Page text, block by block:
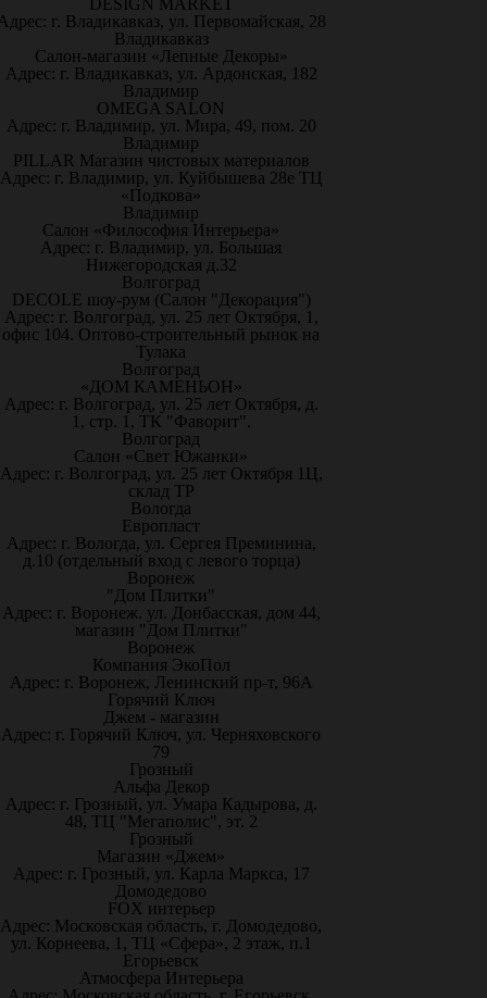
DESIGN MARKET
г. Владикавказ, ул. Первомайская, 28
Владикавказ
Салон-магазин «Лепные Декоры»
Адрес: г. Владикавказ, ул. Ардонская, 182
Владимир
OMEGA SALON
Адрес: г. Владимир, ул. Мира, 49, пом. 20
Владимир
PILLAR Магазин чистовых материалов
Адрес: г. Владимир, ул. Куйбышева 28е ТЦ
«Подкова»
Владимир
Салон «Философия Интерьера»
Адрес: г. Владимир, ул. Большая
Нижегородская д.32
Волгоград
DECOLE шоу-рум (Салон "Декорация")
Адрес: г. Волгоград, ул. 25 лет Октября, 1,
офис 104. Оптово-строительный рынок на
Тулака
Волгоград
«ДОМ КАМЕНЬОН»
Адрес: г. Волгоград, ул. 25 лет Октября, д.
1, стр. 1, ТК "Фаворит".
Волгоград
Салон «Свет Южанки»
Адрес: г. Волгоград, ул. 25 лет Октября 1Ц,
склад ТР
Вологда
Европласт
Адрес: г. Вологда, ул. Сергея Преминина,
д.10 (отдельный вход с левого торца)
Воронеж
"Дом Плитки"
Адрес: г. Воронеж. ул. Донбасская, дом 44,
магазин "Дом Плитки"
Воронеж
Компания ЭкоПол
Адрес: г. Воронеж, Ленинский пр-т, 96А
Горячий Ключ
Джем - магазин
Адрес: г. Горячий Ключ, ул. Черняховского
79
Грозный
Альфа Декор
Адрес: г. Грозный, ул. Умара Кадырова, д.
48, ТЦ "Мегаполис", эт. 2
Грозный
Магазин «Джем»
Адрес: г. Грозный, ул. Карла Маркса, 17
Домодедово
FOX интерьер
Адрес: Московская область, г. Домодедово,
ул. Корнеева, 1, ТЦ «Сфера», 2 этаж, п.1
Егорьевск
Атмосфера Интерьера